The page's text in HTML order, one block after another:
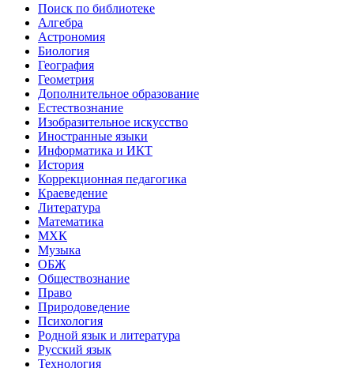
Поиск по библиотеке
Алгебра
Астрономия
Биология
География
Геометрия
Дополнительное образование
Естествознание
Изобразительное искусство
Иностранные языки
Информатика и ИКТ
История
Коррекционная педагогика
Краеведение
Литература
Математика
МХК
Музыка
ОБЖ
Обществознание
Право
Природоведение
Психология
Родной язык и литература
Русский язык
Технология